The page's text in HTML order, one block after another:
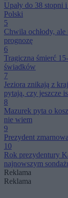
Upały do 38 stopni
Polski
5
Chwila ochłody,
prognozę
6
Tragiczna śmierć
świadków
7
Jeziora znikają z
pytają, czy jeszcze
8
Mazurek pyta o
nie wiem
9
Prezydent
10
Rok prezydentury
najnowszym
Reklama
Reklama